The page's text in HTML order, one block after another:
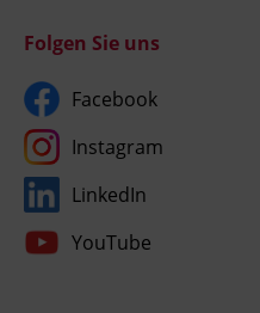
Folgen Sie uns
Facebook
Instagram
LinkedIn
YouTube